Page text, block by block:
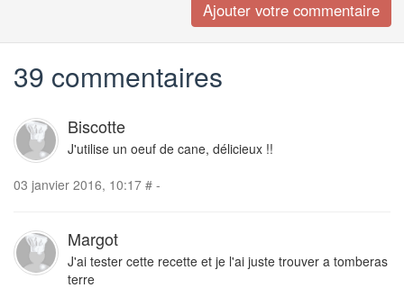
39 commentaires
Biscotte
J'utilise un oeuf de cane, délicieux !!
03 janvier 2016, 10:17 # -
Margot
J'ai tester cette recette et je l'ai juste trouver a tomberas
terre